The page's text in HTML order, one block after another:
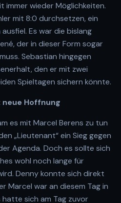
immer wieder Möglichkeiten.
mit 8:0 durchsetzen, ein
Es war die bislang
der in dieser Form sogar
Sebastian hingegen
den er mit zwei
Spieltagen sichern könnte.
Hoffnung
es mit Marcel Berens zu tun
„Lieutenant“ ein Sieg gegen
Agenda. Doch es sollte sich
wohl noch lange für
Denny konnte sich direkt
Marcel war an diesem Tag in
sich am Tag zuvor